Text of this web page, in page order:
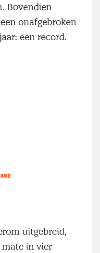
Bovendien
onafgebroken
een record.
uitgebreid,
mate in vier